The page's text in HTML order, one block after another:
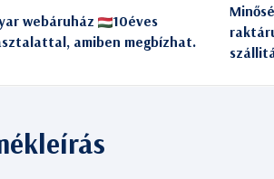
webáruház
10éves
amiben megbízhat.